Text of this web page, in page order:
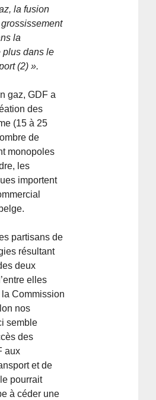
la fusion
grossissement
la
plus dans le
(2) ».
gaz, GDF a
des
(15 à 25
de
monopoles
les
importent
partisans de
résultant
deux
elles
Commission
nos
semble
des
aux
et de
pourrait
à céder une